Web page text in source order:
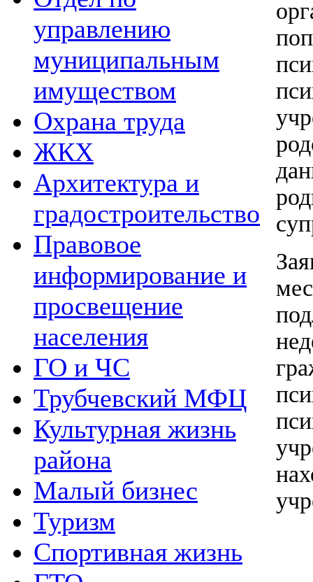
управлению
муниципальным
имуществом
Охрана труда
ЖКХ
Архитектура и
градостроительство
Правовое
информирование и
просвещение
населения
ГО и ЧС
Трубчевский МФЦ
Культурная жизнь
района
Малый бизнес
Туризм
Спортивная жизнь